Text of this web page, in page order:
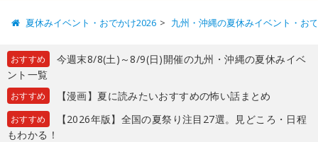
夏休みイベント・おでかけ2026 九州・沖縄の夏休みイベント・お
おすすめ
今週末8/8(土)～8/9(日)開催の九州・沖縄の夏休みイベ
ント一覧
おすすめ 【漫画】夏に読みたいおすすめの怖い話まとめ
おすすめ
【2026年版】全国の夏祭り注目27選。見どころ・日程
もわかる！